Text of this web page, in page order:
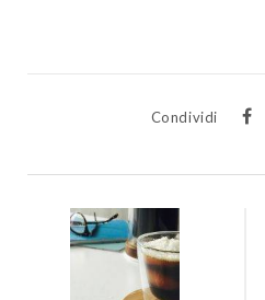
Condividi
POST
NAVIGATION